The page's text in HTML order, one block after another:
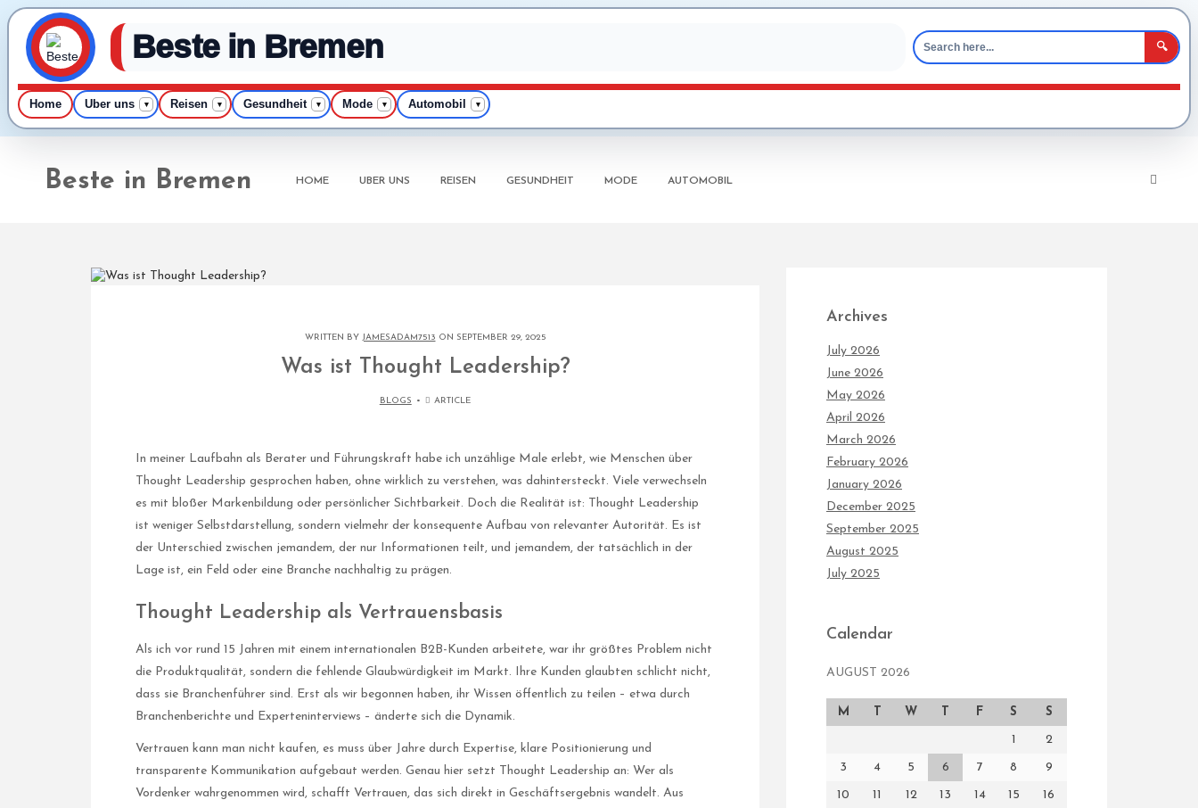
Beste in Bremen 🔍
Home Uber uns ▾ Reisen ▾ Gesundheit ▾ Mode ▾ Automobil ▾
Beste in Bremen HOME UBER UNS REISEN GESUNDHEIT MODE AUTOMOBIL
WRITTEN BY JAMESADAM7513 ON SEPTEMBER 29, 2025
Was ist Thought Leadership?
BLOGS ARTICLE
In meiner Laufbahn als Berater und Führungskraft habe ich unzählige Male erlebt, wie Menschen über
Thought Leadership gesprochen haben, ohne wirklich zu verstehen, was dahintersteckt. Viele verwechseln
es mit bloßer Markenbildung oder persönlicher Sichtbarkeit. Doch die Realität ist: Thought Leadership
ist weniger Selbstdarstellung, sondern vielmehr der konsequente Aufbau von relevanter Autorität. Es ist
der Unterschied zwischen jemandem, der nur Informationen teilt, und jemandem, der tatsächlich in der
Lage ist, ein Feld oder eine Branche nachhaltig zu prägen.
Thought Leadership als Vertrauensbasis
Als ich vor rund 15 Jahren mit einem internationalen B2B-Kunden arbeitete, war ihr größtes Problem nicht
die Produktqualität, sondern die fehlende Glaubwürdigkeit im Markt. Ihre Kunden glaubten schlicht nicht,
dass sie Branchenführer sind. Erst als wir begonnen haben, ihr Wissen öffentlich zu teilen – etwa durch
Branchenberichte und Experteninterviews – änderte sich die Dynamik.
Vertrauen kann man nicht kaufen, es muss über Jahre durch Expertise, klare Positionierung und
transparente Kommunikation aufgebaut werden. Genau hier setzt Thought Leadership an: Wer als
Vordenker wahrgenommen wird, schafft Vertrauen, das sich direkt in Geschäftsergebnis wandelt. Aus
Archives
July 2026
June 2026
May 2026
April 2026
March 2026
February 2026
January 2026
December 2025
September 2025
August 2025
July 2025
Calendar
AUGUST 2026
M T W T F S S
1 2
3 4 5 6 7 8 9
10 11 12 13 14 15 16